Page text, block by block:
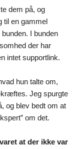
dem på, og
til en gammel
I bunden
der har
intet supportlink.
hun talte om,
Jeg spurgte
og blev bedt om at
om det.
at der ikke var